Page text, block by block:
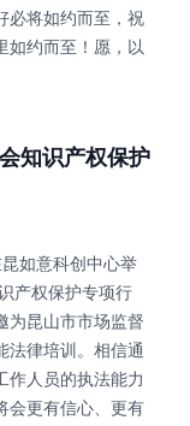
必将如约而至，祝
如约而至！愿，以
知识产权保护
如意科创中心举
产权保护专项行
为昆山市市场监督
法律培训。相信通
作人员的执法能力
会更有信心、更有